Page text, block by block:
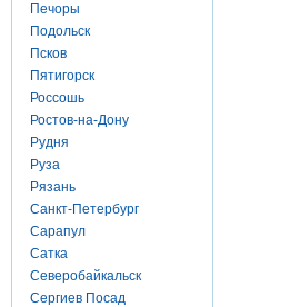
Печоры
Подольск
Псков
Пятигорск
Россошь
Ростов-на-Дону
Рудня
Руза
Рязань
Санкт-Петербург
Сарапул
Сатка
Северобайкальск
Сергиев Посад